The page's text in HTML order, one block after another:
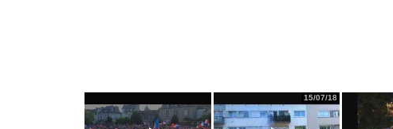
15/07/18